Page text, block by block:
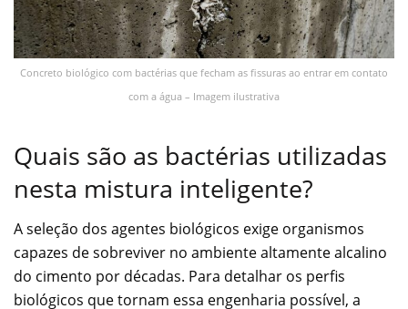
Concreto biológico com bactérias que fecham as fissuras ao entrar em contato
com a água – Imagem ilustrativa
Quais são as bactérias utilizadas
nesta mistura inteligente?
A seleção dos agentes biológicos exige organismos
capazes de sobreviver no ambiente altamente alcalino
do cimento por décadas. Para detalhar os perfis
biológicos que tornam essa engenharia possível, a